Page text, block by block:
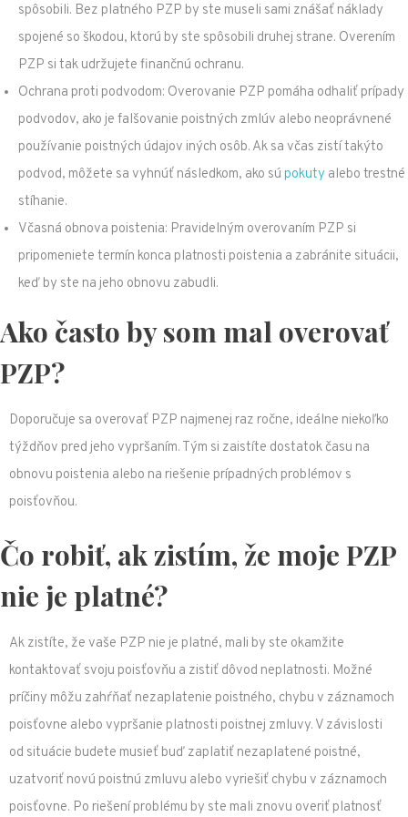
spôsobili. Bez platného PZP by ste museli sami znášať náklady
spojené so škodou, ktorú by ste spôsobili druhej strane. Overením
PZP si tak udržujete finančnú ochranu.
Ochrana proti podvodom: Overovanie PZP pomáha odhaliť prípady
podvodov, ako je falšovanie poistných zmlúv alebo neoprávnené
používanie poistných údajov iných osôb. Ak sa včas zistí takýto
podvod, môžete sa vyhnúť následkom, ako sú pokuty alebo trestné
stíhanie.
Včasná obnova poistenia: Pravidelným overovaním PZP si
pripomeniete termín konca platnosti poistenia a zabránite situácii,
keď by ste na jeho obnovu zabudli.
Ako často by som mal overovať
PZP?
Doporučuje sa overovať PZP najmenej raz ročne, ideálne niekoľko
týždňov pred jeho vypršaním. Tým si zaistíte dostatok času na
obnovu poistenia alebo na riešenie prípadných problémov s
poisťovňou.
Čo robiť, ak zistím, že moje PZP
nie je platné?
Ak zistíte, že vaše PZP nie je platné, mali by ste okamžite
kontaktovať svoju poisťovňu a zistiť dôvod neplatnosti. Možné
príčiny môžu zahŕňať nezaplatenie poistného, chybu v záznamoch
poisťovne alebo vypršanie platnosti poistnej zmluvy. V závislosti
od situácie budete musieť buď zaplatiť nezaplatené poistné,
uzatvoriť novú poistnú zmluvu alebo vyriešiť chybu v záznamoch
poisťovne. Po riešení problému by ste mali znovu overiť platnosť